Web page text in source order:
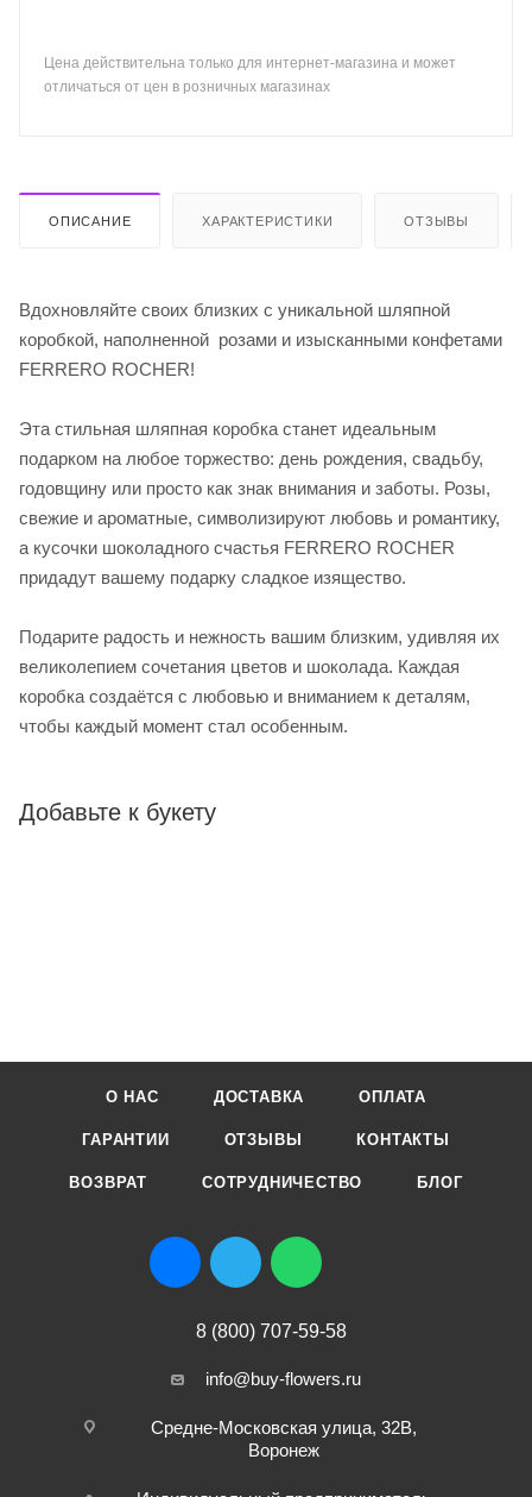
Цена действительна только для интернет-магазина и может
отличаться от цен в розничных магазинах
ОПИСАНИЕ ХАРАКТЕРИСТИКИ ОТЗЫВЫ
Вдохновляйте своих близких с уникальной шляпной
коробкой, наполненной розами и изысканными конфетами
FERRERO ROCHER!
Эта стильная шляпная коробка станет идеальным
подарком на любое торжество: день рождения, свадьбу,
годовщину или просто как знак внимания и заботы. Розы,
свежие и ароматные, символизируют любовь и романтику,
а кусочки шоколадного счастья FERRERO ROCHER
придадут вашему подарку сладкое изящество.
Подарите радость и нежность вашим близким, удивляя их
великолепием сочетания цветов и шоколада. Каждая
коробка создаётся с любовью и вниманием к деталям,
чтобы каждый момент стал особенным.
Добавьте к букету
О НАС ДОСТАВКА ОПЛАТА
ГАРАНТИИ ОТЗЫВЫ КОНТАКТЫ
ВОЗВРАТ СОТРУДНИЧЕСТВО БЛОГ
8 (800) 707-59-58
info@buy-flowers.ru
Средне-Московская улица, 32В,
Воронеж